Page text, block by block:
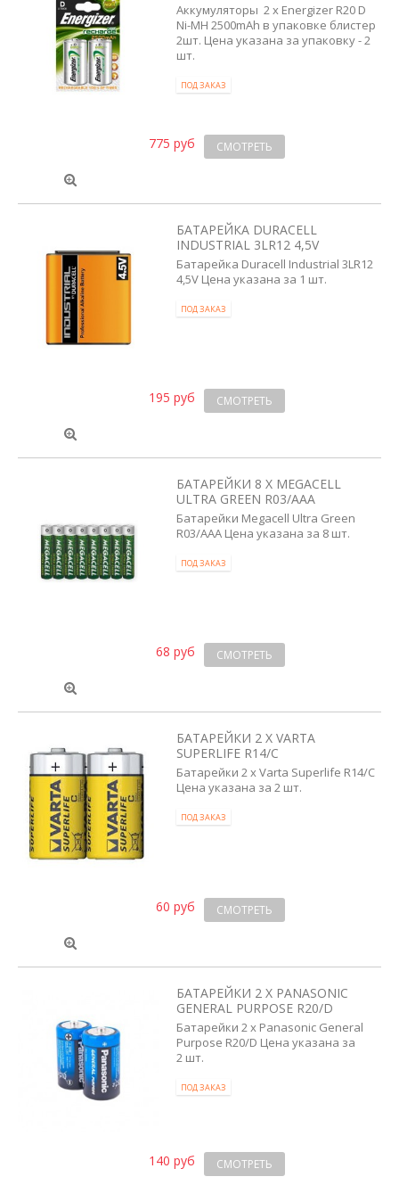
Аккумуляторы 2 x Energizer R20 D
Ni-MH 2500mAh в упаковке блистер
2шт. Цена указана за упаковку - 2
шт.
ПОД ЗАКАЗ
775 руб СМОТРЕТЬ
БАТАРЕЙКА DURACELL
INDUSTRIAL 3LR12 4,5V
Батарейка Duracell Industrial 3LR12
4,5V Цена указана за 1 шт.
ПОД ЗАКАЗ
195 руб СМОТРЕТЬ
БАТАРЕЙКИ 8 X MEGACELL
ULTRA GREEN R03/AAA
Батарейки Megacell Ultra Green
R03/AAA Цена указана за 8 шт.
ПОД ЗАКАЗ
68 руб СМОТРЕТЬ
БАТАРЕЙКИ 2 X VARTA
SUPERLIFE R14/C
Батарейки 2 x Varta Superlife R14/C
Цена указана за 2 шт.
ПОД ЗАКАЗ
60 руб СМОТРЕТЬ
БАТАРЕЙКИ 2 X PANASONIC
GENERAL PURPOSE R20/D
Батарейки 2 x Panasonic General
Purpose R20/D Цена указана за
2 шт.
ПОД ЗАКАЗ
140 руб СМОТРЕТЬ